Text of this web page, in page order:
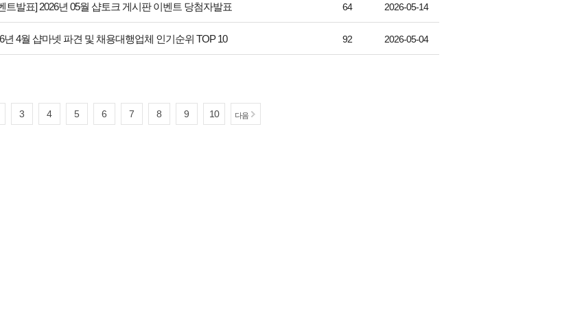
트발표] 2026년 05월 샵토크 게시판 이벤트 당첨자발표 64 2026-05-14
년 4월 샵마넷 파견 및 채용대행업체 인기순위 TOP 10 92 2026-05-04
3 4 5 6 7 8 9 10 다음